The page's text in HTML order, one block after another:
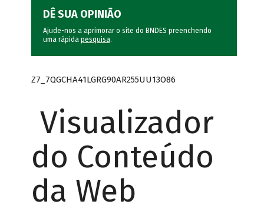
DÊ SUA OPINIÃO
Ajude-nos a aprimorar o site do BNDES preenchendo
uma rápida pesquisa.
Z7_7QGCHA41LGRG90AR255UU13O86
Visualizador
do Conteúdo
da Web